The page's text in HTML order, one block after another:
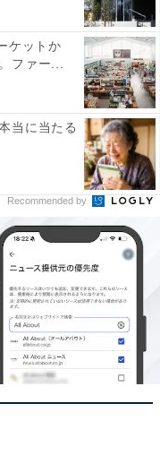
ケットか
ファー...
当に当たる
Recommended by